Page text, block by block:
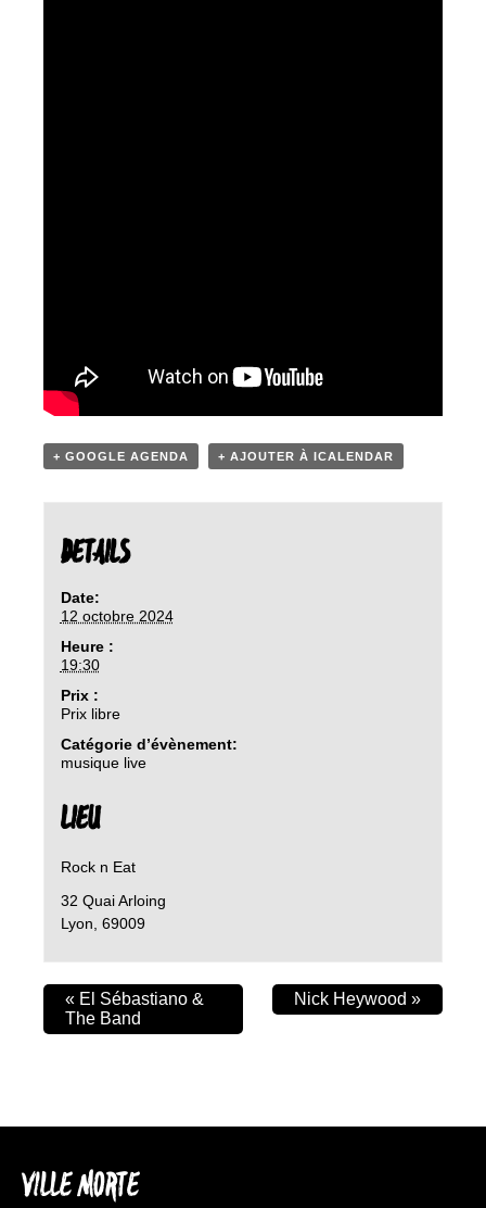
+ GOOGLE AGENDA + AJOUTER À ICALENDAR
DETAILS
Date:
12 octobre 2024
Heure :
19:30
Prix :
Prix libre
Catégorie d’évènement:
musique live
LIEU
Rock n Eat
32 Quai Arloing
Lyon 69009
« El Sébastiano &
The Band
Nick Heywood »
VILLE MORTE